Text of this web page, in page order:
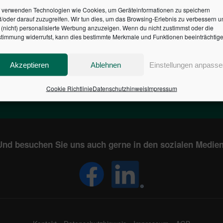
verwenden Technologien wie Cookies, um Geräteinformationen zu speichern
oder darauf zuzugreifen. Wir tun dies, um das Browsing-Erlebnis zu verbessern
personalisierte Werbung anzuzeigen. Wenn du nicht zustimmst oder die
widerrufst, kann dies bestimmte Merkmale und Funktionen
Akzeptieren Ablehnen Einstellungen
Cookie RichtlinieDatenschutzhinweisImpressum
DES BUNDES DER
€
IN DEUTSCHLAND
besuchen Sie uns auch gerne in den sozialen